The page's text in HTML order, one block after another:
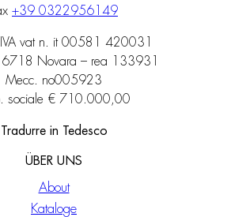
+39 0322956149
vat n. it 00581 420031
6718 Novara – rea 133931
Mecc. no005923
sociale € 710.000,00
Tradurre in Tedesco
ÜBER UNS
About
Kataloge